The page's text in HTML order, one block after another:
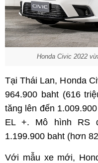
Honda Civic 2022
Tại Thái Lan, Honda
964.900 baht (616
tăng lên đến
EL +. Mô hình RS
1.199.900 baht (hơn
Với mẫu xe mới,